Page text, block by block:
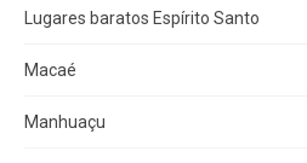
Lugares baratos Espírito Santo
Macaé
Manhuaçu